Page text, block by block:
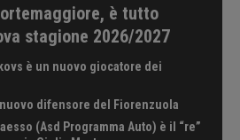
è tutto
stagione 2026/2027
è un nuovo giocatore dei
difensore del Fiorenzuola
(Asd Programma Auto) è il “re”